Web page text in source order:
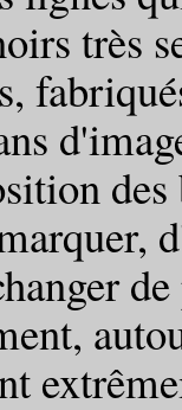
très